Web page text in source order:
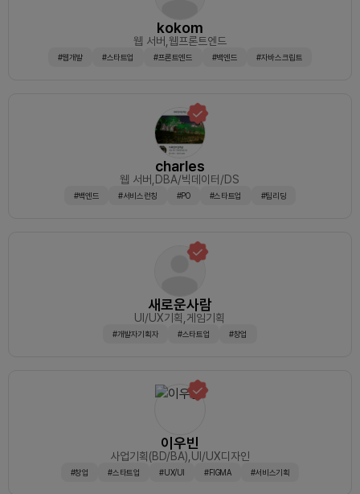
kokom
웹 서버 ,웹프론트엔드
#웹개발 #스타트업 #프론트엔드 #백엔드 #자바스크립트
charles
웹 서버 ,DBA/빅데이터/DS
#백엔드 #서비스런칭 #PO #스타트업 #팀리딩
새로운사람
UI/UX기획 ,게임기획
#개발자기획자 #스타트업 #창업
이우빈
사업기획(BD/BA) ,UI/UX디자인
#창업 #스타트업 #UX/UI #FIGMA #서비스기획